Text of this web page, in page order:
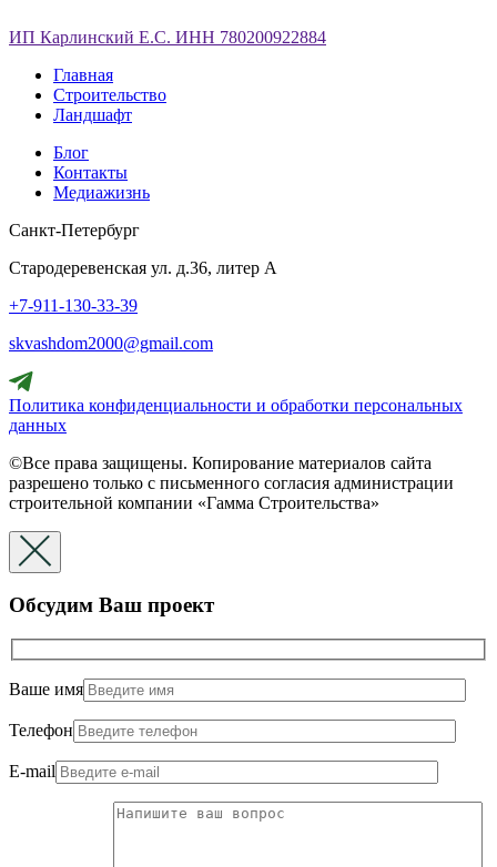
ИП Карлинский Е.С. ИНН 780200922884
Главная
Строительство
Ландшафт
Блог
Контакты
Медиажизнь
Санкт-Петербург
Стародеревенская ул. д.36, литер А
+7-911-130-33-39
skvashdom2000@gmail.com
Политика конфиденциальности и обработки персональных
данных
©Все права защищены. Копирование материалов сайта
разрешено только с письменного согласия администрации
строительной компании «Гамма Строительства»
Обсудим Ваш проект
Ваше имя
Телефон
E-mail